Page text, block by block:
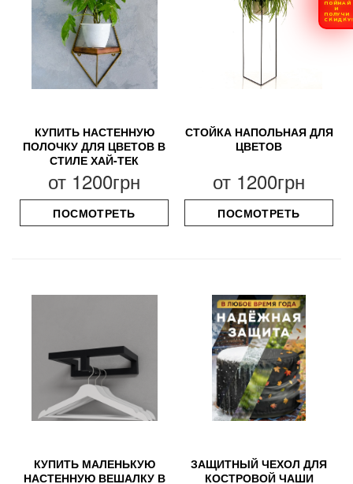
КУПИТЬ НАСТЕННУЮ
ПОЛОЧКУ ДЛЯ ЦВЕТОВ В
СТИЛЕ ХАЙ-ТЕК
от 1200грн
ПОСМОТРЕТЬ
СТОЙКА НАПОЛЬНАЯ ДЛЯ
ЦВЕТОВ
от 1200грн
ПОСМОТРЕТЬ
КУПИТЬ МАЛЕНЬКУЮ
НАСТЕННУЮ ВЕШАЛКУ В
ЗАЩИТНЫЙ ЧЕХОЛ ДЛЯ
КОСТРОВОЙ ЧАШИ
ПОЙМАЙ
И
ПОЛУЧИ
СКИДКУ!